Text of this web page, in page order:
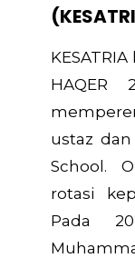
HAQER
ustaz
School.
rotasi
Pada